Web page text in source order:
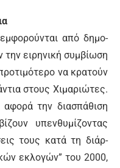
εμ­φο­ρού­νται α­πό δη­μο­
ει­ρη­νι­κή συμ­βί­ω­ση
να κρα­τούν
στους Χι­μα­ριώ­τες.
την δια­σπά­θι­ση
υ­πεν­θυ­μί­ζο­ντας
τους κα­τά τη διάρ­
ε­κλο­γών” του 2000,